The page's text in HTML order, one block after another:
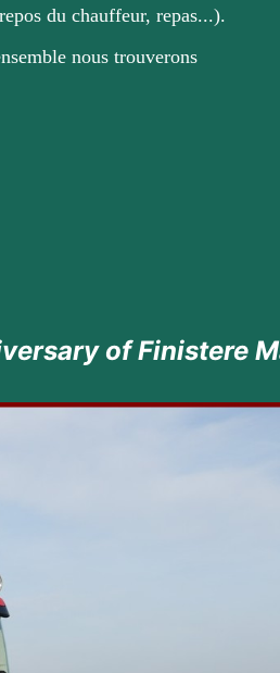
du chauffeur, repas...).
nous trouverons
Marathon -